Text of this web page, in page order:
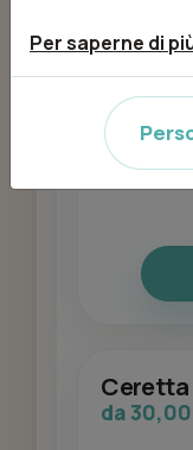
da
da
Per saperne di